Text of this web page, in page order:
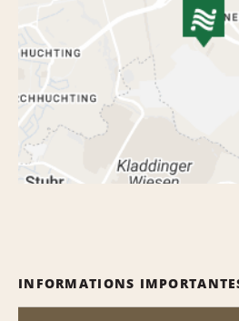
INFORMATIONS